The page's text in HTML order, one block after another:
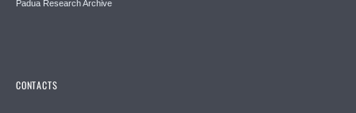
Padua Research Archive
CONTACTS